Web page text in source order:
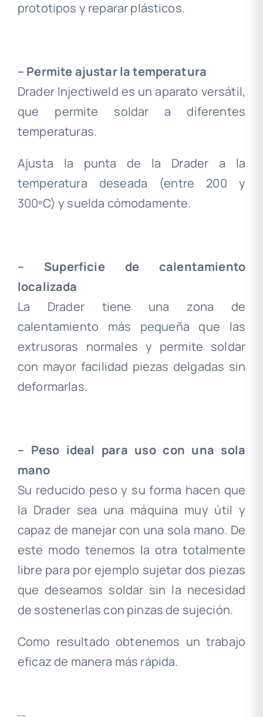
prototipos y reparar plásticos.
– Permite ajustar la temperatura
Drader Injectiweld es un aparato versátil,
que permite soldar a diferentes
temperaturas.
Ajusta la punta de la Drader a la
temperatura deseada (entre 200 y
300ºC) y suelda cómodamente.
– Superficie de calentamiento
localizada
La Drader tiene una zona de
calentamiento más pequeña que las
extrusoras normales y permite soldar
con mayor facilidad piezas delgadas sin
deformarlas.
– Peso ideal para uso con una sola
mano
Su reducido peso y su forma hacen que
la Drader sea una máquina muy útil y
capaz de manejar con una sola mano. De
este modo tenemos la otra totalmente
libre para por ejemplo sujetar dos piezas
que deseamos soldar sin la necesidad
de sostenerlas con pinzas de sujeción.
Como resultado obtenemos un trabajo
eficaz de manera más rápida.